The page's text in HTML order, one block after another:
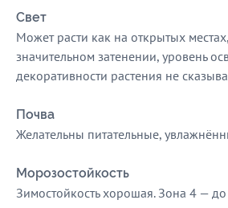
Свет
Может расти как на открытых
значительном затенении, уровень
декоративности растения не
Почва
Желательны питательные,
Морозостойкость
Зимостойкость хорошая. Зона 4 — до